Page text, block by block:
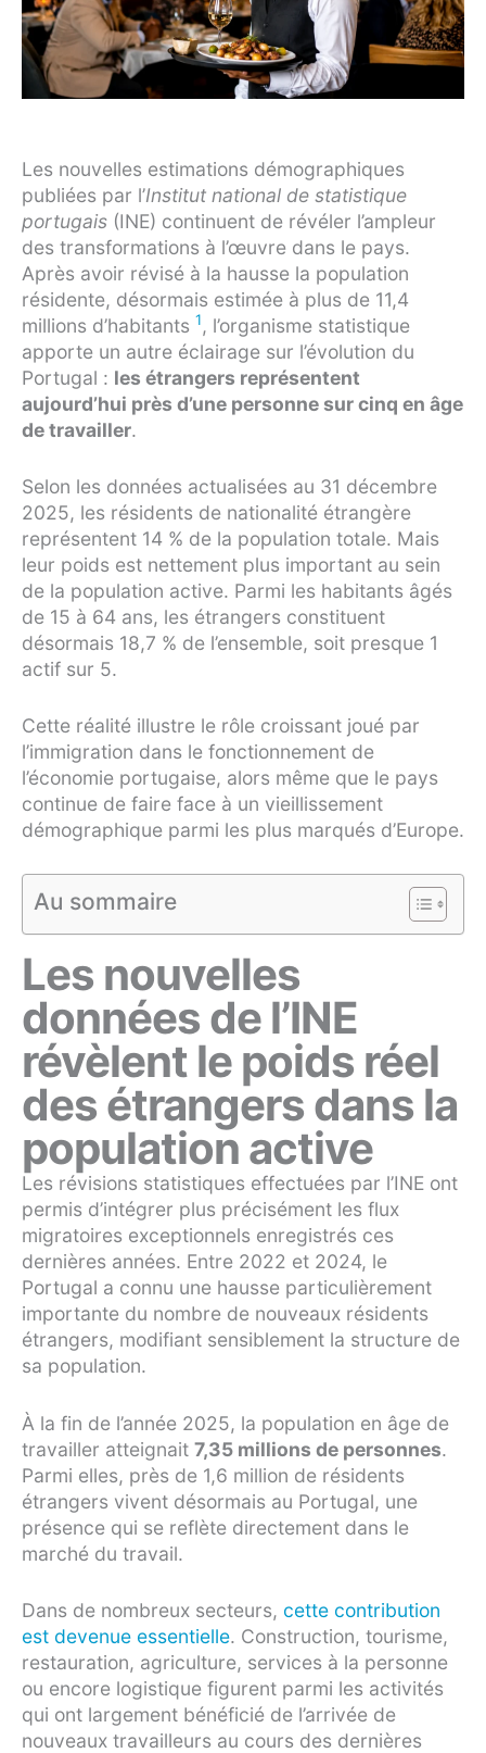
Les nouvelles estimations démographiques
publiées par l’Institut national de statistique
portugais (INE) continuent de révéler l’ampleur
des transformations à l’œuvre dans le pays.
Après avoir révisé à la hausse la population
résidente, désormais estimée à plus de 11,4
millions d’habitants 1, l’organisme statistique
apporte un autre éclairage sur l’évolution du
Portugal : les étrangers représentent
aujourd’hui près d’une personne sur cinq en âge
de travailler.
Selon les données actualisées au 31 décembre
2025, les résidents de nationalité étrangère
représentent 14 % de la population totale. Mais
leur poids est nettement plus important au sein
de la population active. Parmi les habitants âgés
de 15 à 64 ans, les étrangers constituent
désormais 18,7 % de l’ensemble, soit presque 1
actif sur 5.
Cette réalité illustre le rôle croissant joué par
l’immigration dans le fonctionnement de
l’économie portugaise, alors même que le pays
continue de faire face à un vieillissement
démographique parmi les plus marqués d’Europe.
Au sommaire
Les nouvelles
données de l’INE
révèlent le poids réel
des étrangers dans la
population active
Les révisions statistiques effectuées par l’INE ont
permis d’intégrer plus précisément les flux
migratoires exceptionnels enregistrés ces
dernières années. Entre 2022 et 2024, le
Portugal a connu une hausse particulièrement
importante du nombre de nouveaux résidents
étrangers, modifiant sensiblement la structure de
sa population.
À la fin de l’année 2025, la population en âge de
travailler atteignait 7,35 millions de personnes.
Parmi elles, près de 1,6 million de résidents
étrangers vivent désormais au Portugal, une
présence qui se reflète directement dans le
marché du travail.
Dans de nombreux secteurs, cette contribution
est devenue essentielle. Construction, tourisme,
restauration, agriculture, services à la personne
ou encore logistique figurent parmi les activités
qui ont largement bénéficié de l’arrivée de
nouveaux travailleurs au cours des dernières